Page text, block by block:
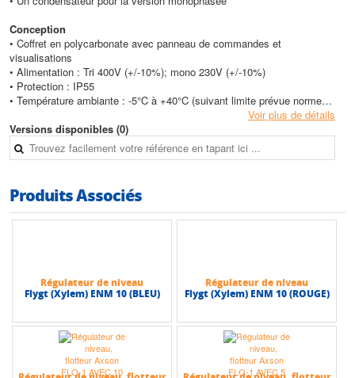
Conception
• Coffret en polycarbonate avec panneau de commandes et
visualisations
• Alimentation : Tri 400V (+/-10%); mono 230V (+/-10%)
• Protection : IP55
• Température ambiante : -5°C à +40°C (suivant limite prévue norme
• Humidité relative maximale de 50% à +40°C (suivant limite prévue
norme EN60439-1)
• En façade
• Commutateur « Manuel - Arrêt - Automatique »
• Signalisation par leds :
• Sous-tension
calibré en fonction de la puissance-moteur
• Un contacteur calibré en fonction de la puissance moteur
Caractéristiques techniques
• Tension : Mono ou Tri
• Puissance max : 3 kW
• Intensité max : 10 Amp
Voir plus de détails
Versions disponibles (0)
Produits Associés
Régulateur de niveau
Flygt (Xylem) ENM 10 (BLEU)
Régulateur de niveau
Flygt (Xylem) ENM 10 (ROUGE)